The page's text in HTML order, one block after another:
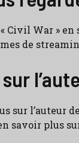
Civil War »
de
sur l’auteur
savoir plus